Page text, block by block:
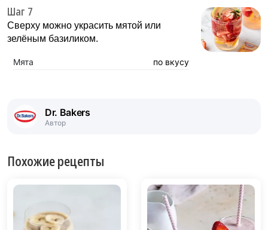
Шаг 7
Сверху можно украсить мятой или
зелёным базиликом.
Мята по вкусу
Dr. Bakers
Автор
Похожие рецепты